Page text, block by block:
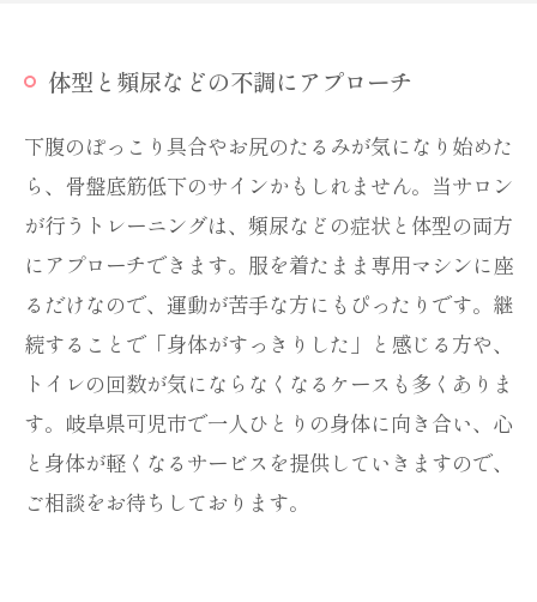
体型と頻尿などの不調にアプローチ
下腹のぽっこり具合やお尻のたるみが気になり始めた
ら、骨盤底筋低下のサインかもしれません。当サロン
が行うトレーニングは、頻尿などの症状と体型の両方
にアプローチできます。服を着たまま専用マシンに座
るだけなので、運動が苦手な方にもぴったりです。継
続することで「身体がすっきりした」と感じる方や、
トイレの回数が気にならなくなるケースも多くありま
す。岐阜県可児市で一人ひとりの身体に向き合い、心
と身体が軽くなるサービスを提供していきますので、
ご相談をお待ちしております。